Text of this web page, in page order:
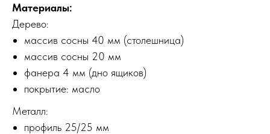
Материалы:
Дерево:
массив сосны 40 мм (столешница)
массив сосны 20 мм
фанера 4 мм (дно ящиков)
покрытие: масло
Металл:
профиль 25/25 мм